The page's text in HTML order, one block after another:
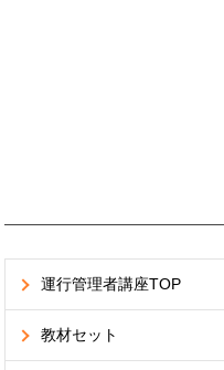
運行管理者講座TOP
教材セット